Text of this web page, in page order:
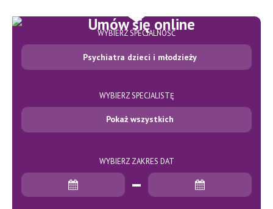
WYBIERZ SPECJALNOŚĆ
Psychiatra dzieci i młodzieży
WYBIERZ SPECJALISTĘ
Pokaż wszystkich
WYBIERZ ZAKRES DAT
Data rozpoczęcia
Data zakończenia